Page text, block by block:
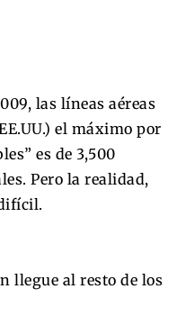
las líneas aéreas
el máximo por
es de 3,500
Pero la realidad,
llegue al resto de los